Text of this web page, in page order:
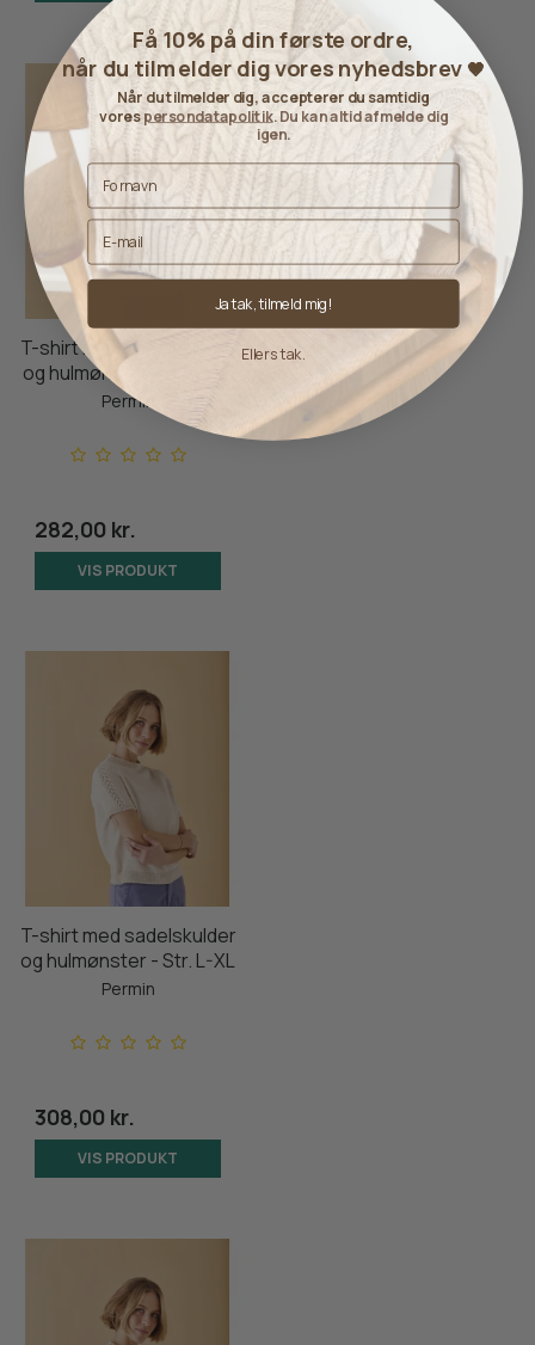
T-shirt med sadelskulder
og hulmønster - Str. S-M
Permin
282,00 kr.
VIS PRODUKT
T-shirt med sadelskulder
og hulmønster - Str. L-XL
Permin
308,00 kr.
VIS PRODUKT
Få 10% på din første ordre,
når du tilmelder dig vores nyhedsbrev 🤎
Når du tilmelder dig, accepterer du samtidig
vorespersondatapolitik. Du kan altid afmelde dig
igen.
Ja tak, tilmeld mig!
Ellers tak.